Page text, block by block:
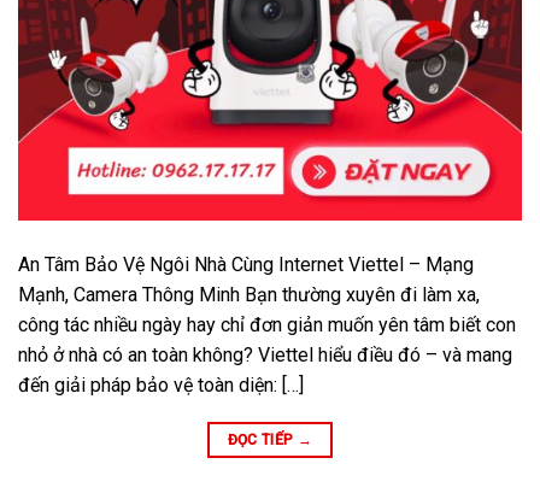
An Tâm Bảo Vệ Ngôi Nhà Cùng Internet Viettel – Mạng
Mạnh, Camera Thông Minh Bạn thường xuyên đi làm xa,
công tác nhiều ngày hay chỉ đơn giản muốn yên tâm biết con
nhỏ ở nhà có an toàn không? Viettel hiểu điều đó – và mang
đến giải pháp bảo vệ toàn diện: […]
ĐỌC TIẾP →